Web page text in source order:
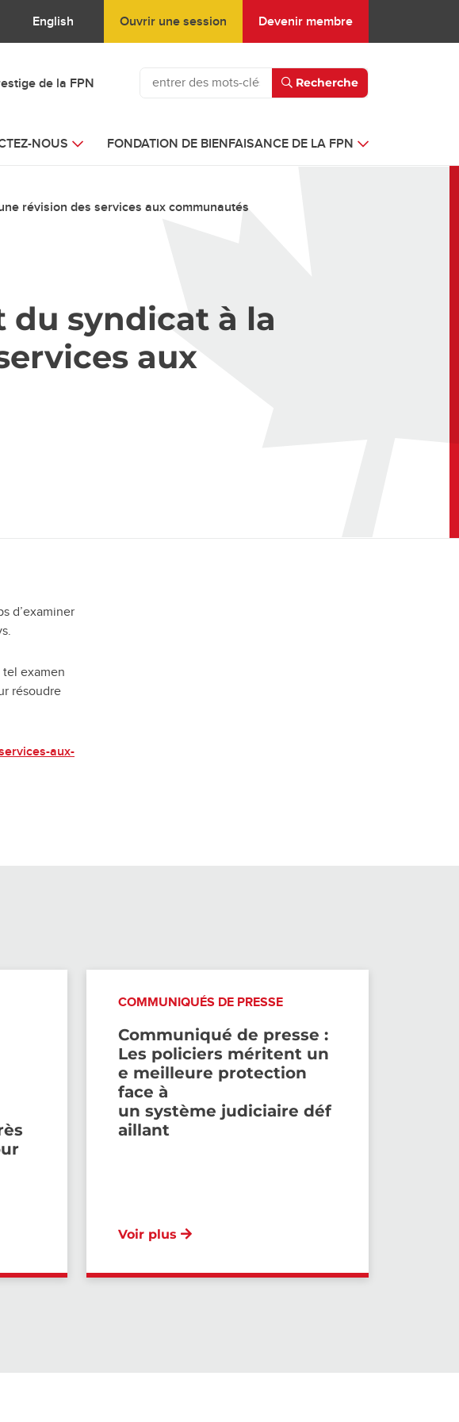
English Ouvrir une session Devenir membre
de la FPN Recherche
NOUS FONDATION DE BIENFAISANCE DE LA FPN
révision des services aux communautés
du syndicat à la
aux
d’examiner
examen
résoudre
aux-
COMMUNIQUÉS DE PRESSE
Communiqué de presse :
Les policiers méritent un
e meilleure protection
face à
un système judiciaire déf
aillant
Voir plus